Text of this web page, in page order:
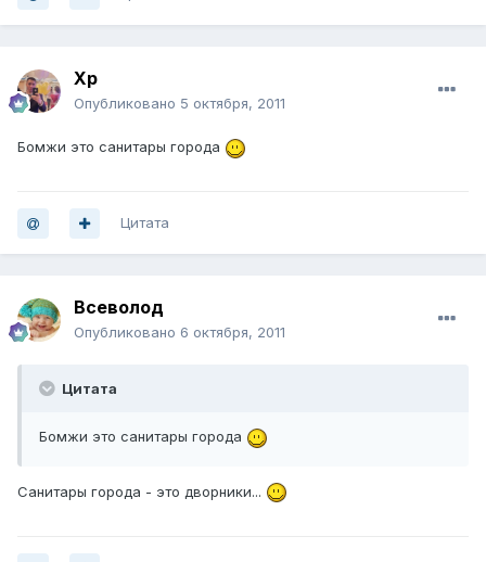
Хр
Опубликовано 5 октября, 2011
Бомжи это санитары города
Цитата
Всеволод
Опубликовано 6 октября, 2011
Цитата
Бомжи это санитары города
Санитары города - это дворники...